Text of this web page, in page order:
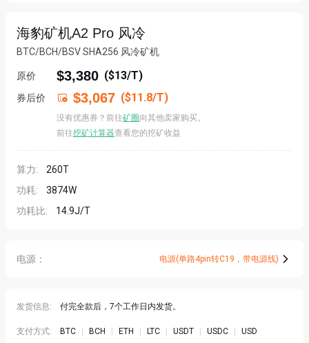
海豹矿机A2 Pro 风冷
BTC/BCH/BSV SHA256 风冷矿机
原价 $3,380 ($13/T)
券后价  $3,067 ($11.8/T)
没有优惠券？前往矿圈 向其他卖家购买。
前往挖矿计算器查看您的挖矿收益
算力:
260T
功耗:
3874W
功耗比:
14.9J/T
电源： 电源(单路4pin转C19，带电源线)
发货信息: 付完全款后，7个工作日内发货。
支付方式: BTC BCH ETH LTC USDT USDC USD